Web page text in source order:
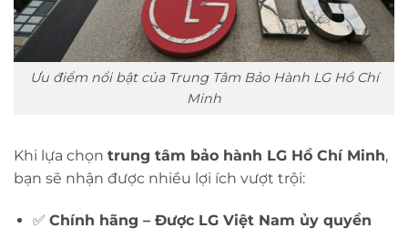
Ưu điểm nổi bật của Trung Tâm Bảo Hành LG Hồ Chí
Minh
Khi lựa chọn trung tâm bảo hành LG Hồ Chí Minh,
bạn sẽ nhận được nhiều lợi ích vượt trội:
✅ Chính hãng – Được LG Việt Nam ủy quyền